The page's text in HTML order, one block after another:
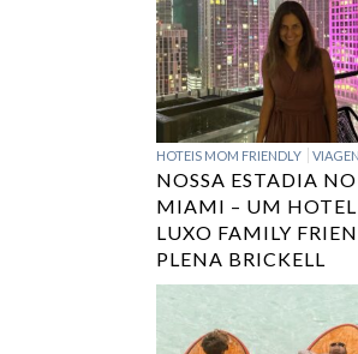
HOTEIS MOM FRIENDLY
NOSSA ESTADIA
MIAMI – UM HOTEL
LUXO FAMILY
PLENA BRICKELL